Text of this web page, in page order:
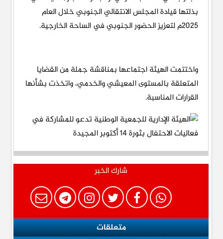
بذلتها قيادة المجلس الانتقالي الجنوبي خلال العام
2025م لتعزيز الحضور الجنوبي في الساحة الخارجية.
واختتمت الهيئة اجتماعها بمناقشة جملة من القضايا
المتعلقة بالمستوى المعيشي والخدمي، واتخذت بشأنها
القرارات المناسبة.
شارك الخبر
متعلقات